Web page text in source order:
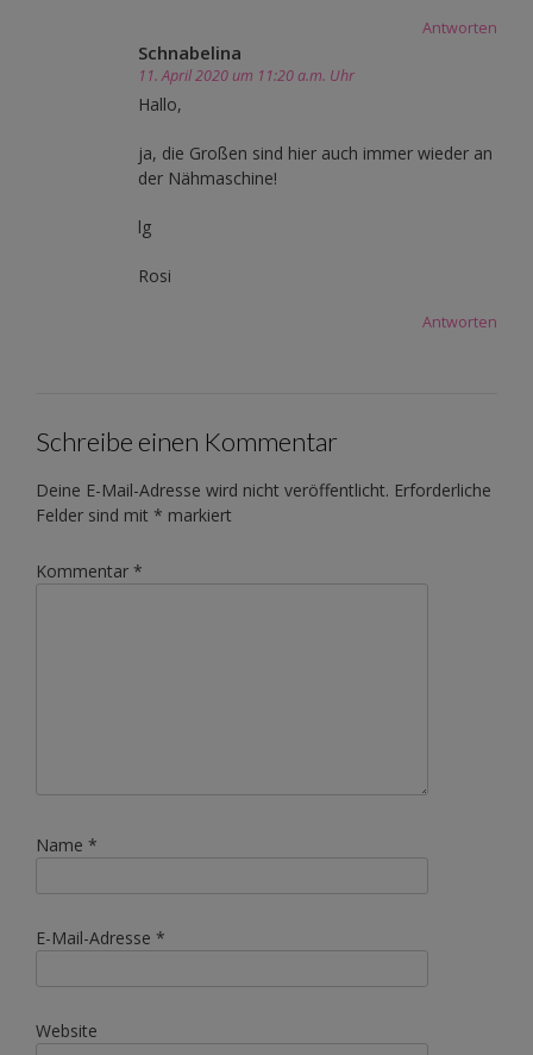
Antworten
Schnabelina
11. April 2020 um 11:20 a.m. Uhr
Hallo,
ja, die Großen sind hier auch immer wieder an
der Nähmaschine!
lg
Rosi
Antworten
Schreibe einen Kommentar
Deine E-Mail-Adresse wird nicht veröffentlicht. Erforderliche
Felder sind mit * markiert
Kommentar *
Name *
E-Mail-Adresse *
Website